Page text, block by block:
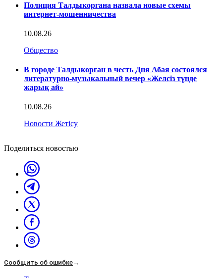
Полиция Талдыкоргана назвала новые схемы
интернет-мошенничества
10.08.26
Общество
В городе Талдыкорган в честь Дня Абая состоялся
литературно-музыкальный вечер «Желсіз түнде
жарық ай»
10.08.26
Новости Жетісу
Поделиться новостью
Сообщить об ошибке→